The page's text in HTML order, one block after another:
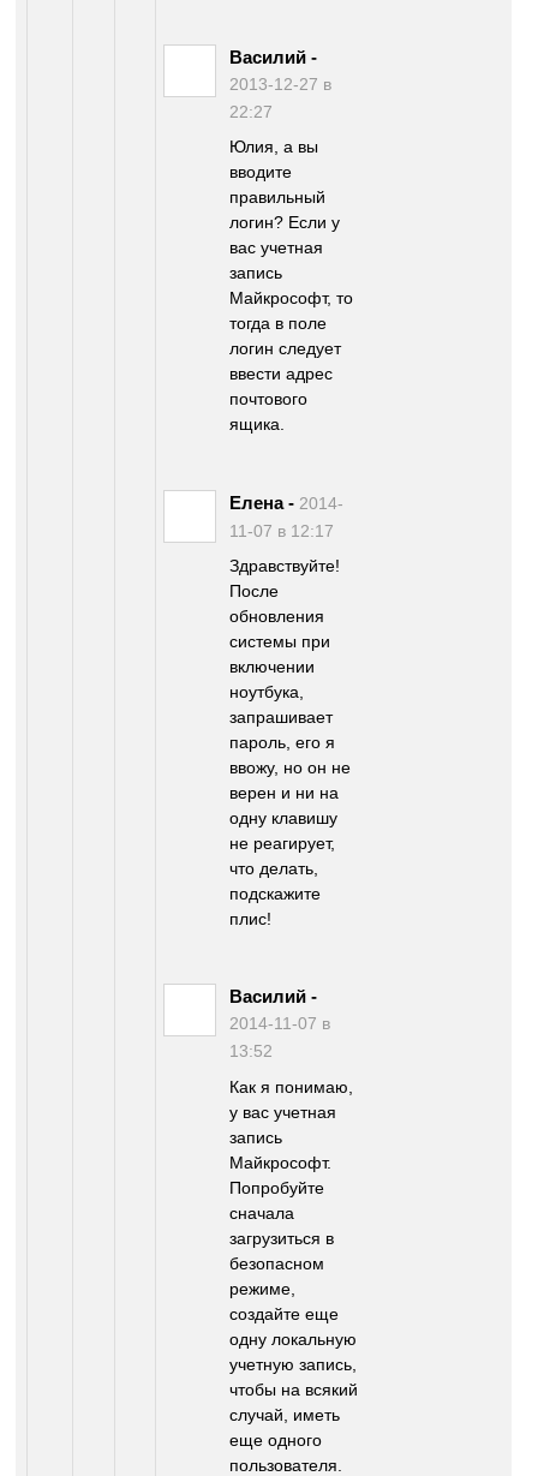
Василий -
2013-12-27 в
22:27
Юлия, а вы
вводите
правильный
логин? Если у
вас учетная
запись
Майкрософт, то
тогда в поле
логин следует
ввести адрес
почтового
ящика.
Елена - 2014-
11-07 в 12:17
Здравствуйте!
После
обновления
системы при
включении
ноутбука,
запрашивает
пароль, его я
ввожу, но он не
верен и ни на
одну клавишу
не реагирует,
что делать,
подскажите
плис!
Василий -
2014-11-07 в
13:52
Как я понимаю,
у вас учетная
запись
Майкрософт.
Попробуйте
сначала
загрузиться в
безопасном
режиме,
создайте еще
одну локальную
учетную запись,
чтобы на всякий
случай, иметь
еще одного
пользователя.